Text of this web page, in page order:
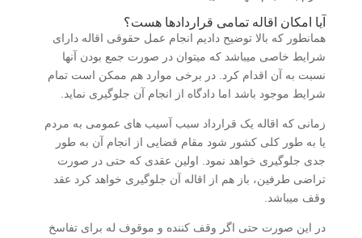
آیا امکان اقاله تمامی قراردادها هست؟
همانطور که بالا توضیح دادیم انجام عمل حقوقی اقاله دارای
شرایط خاصی میباشد که میتوان در صورت جمع بودن آنها
نسبت به آن اقدام کرد. در برخی موارد هم ممکن است تمام
شرایط موجود باشد اما دادگاه از انجام آن جلوگیری نماید.
زمانی که اقاله یک قرارداد سبب آسیب های عمومی به مردم
یا به طور کلی کشور شود مقام قضایی از انجام آن به طور
جدی جلوگیری خواهد نمود. اولین عقدی که حتی در صورت
تراضی طرفین، باز هم از اقاله آن جلوگیری خواهد کرد عقد
وقف میباشد.
در این صورت حتی اگر وقف کننده و موقوف له برای تفاسخ